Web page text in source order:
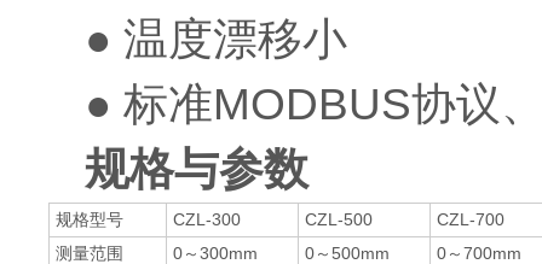
● 温度漂移小
● 标准MODBUS协议
规格与参数
规格型号 CZL-300 CZL-500
CZL-700
测量范围
0～300mm 0～500mm
0～700mm